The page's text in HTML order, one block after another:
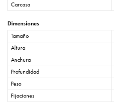
Carcasa
Dimensiones
Tamaño
Altura
Anchura
Profundidad
Peso
Fijaciones